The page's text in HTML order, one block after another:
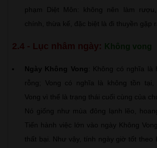
phạm Diệt Môn: không nên làm
chính, thừa kế, đặc biệt là đi thuyền gặp
2.4 - Lục nhâm ngày: Không vong
Ngày Không Vong
: Không có nghĩa là
rỗng; Vong có nghĩa là không tồn tại,
Vong vì thế là trạng thái cuối cùng của
Nó giống như mùa đông lạnh lẽo,
Tiến hành việc lớn vào ngày Không
thất bại. Như vậy, tính ngày giờ tốt theo